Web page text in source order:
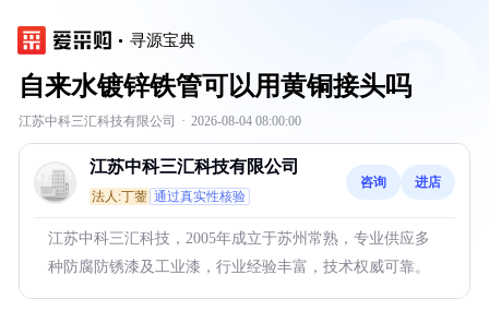
寻源宝典
自来水镀锌铁管可以用黄铜接头吗
江苏中科三汇科技有限公司 · 2026-08-04 08:00:00
江苏中科三汇科技有限公司
法人:丁蓥 通过真实性核验
咨询 进店
江苏中科三汇科技，2005年成立于苏州常熟，专业供应多
种防腐防锈漆及工业漆，行业经验丰富，技术权威可靠。